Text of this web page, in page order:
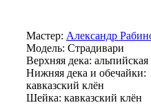
Мастер: Александр
Модель: Страдивари
Верхняя дека: альпийская
Нижняя дека и обечайки:
кавказский клён
Шейка: кавказский клён